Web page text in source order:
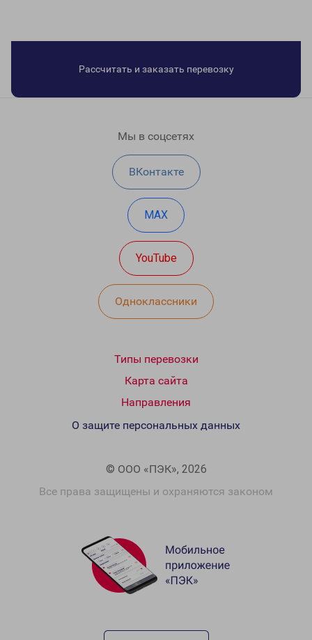
Рассчитать и заказать перевозку
Мы в соцсетях
ВКонтакте
MAX
YouTube
Одноклассники
Типы перевозки
Карта сайта
Направления
© ООО «ПЭК», 2026
Все права защищены и охраняются законом
О защите персональных данных